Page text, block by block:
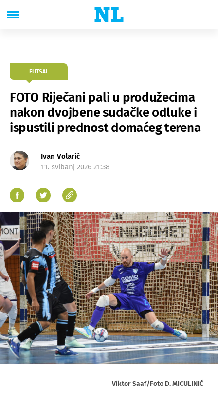
FUTSAL
FOTO Riječani pali u produžecima
nakon dvojbene sudačke odluke i
ispustili prednost domaćeg terena
Ivan Volarić
11. svibanj 2026 21:38
Viktor Saaf/Foto D. MICULINIĆ